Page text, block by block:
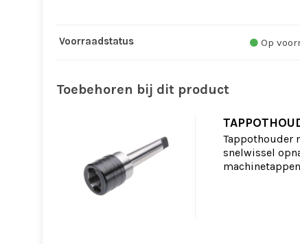
Voorraadstatus Op
Toebehoren bij dit product
Tappothouder
snelwissel